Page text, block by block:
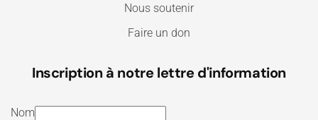
Nous soutenir
Faire un don
Inscription à notre lettre d'information
Nom